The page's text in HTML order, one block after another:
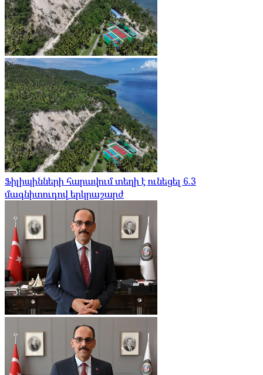
Ֆիլիպինների հարավում տեղի է ունեցել 6.3
մագնիտուդով երկրաշարժ